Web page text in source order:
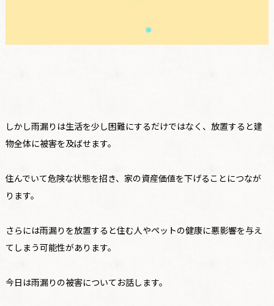
しかし雨漏りは生活を少し困難にするだけではなく、放置すると建
物全体に被害を及ばせます。
住んでいて危険な状態を招き、家の資産価値を下げることにつなが
ります。
さらには雨漏りを放置すると住む人やペットの健康に悪影響を与え
てしまう可能性があります。
今日は雨漏りの被害についてお話します。